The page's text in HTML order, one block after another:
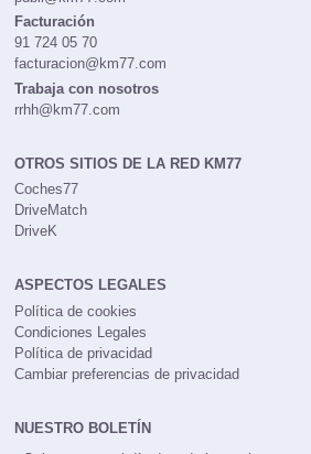
Facturación
91 724 05 70
facturacion@km77.com
Trabaja con nosotros
rrhh@km77.com
OTROS SITIOS DE LA RED KM77
Coches77
DriveMatch
DriveK
ASPECTOS LEGALES
Política de cookies
Condiciones Legales
Política de privacidad
Cambiar preferencias de privacidad
NUESTRO BOLETÍN